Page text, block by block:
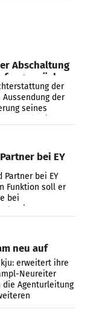
Abschaltung
zurück
der
Aussendung der
seines
bei EY
Partner bei EY
Funktion soll er
bei
im
neu auf
erweitert ihre
Neureiter
die Agenturleitung